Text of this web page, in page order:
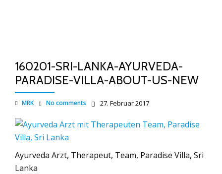
160201-SRI-LANKA-AYURVEDA-
PARADISE-VILLA-ABOUT-US-NEW
MRK 27. Februar 2017
No comments
Ayurveda Arzt, Therapeut, Team, Paradise Villa, Sri
Lanka